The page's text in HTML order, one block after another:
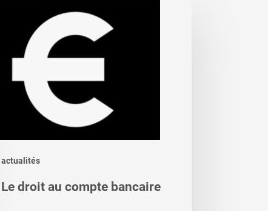
actualités
Le droit au compte bancaire